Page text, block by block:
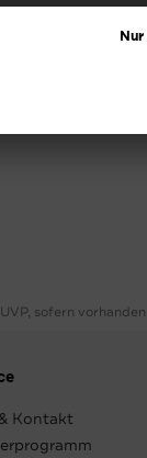
sofern vorhanden
Kontakt